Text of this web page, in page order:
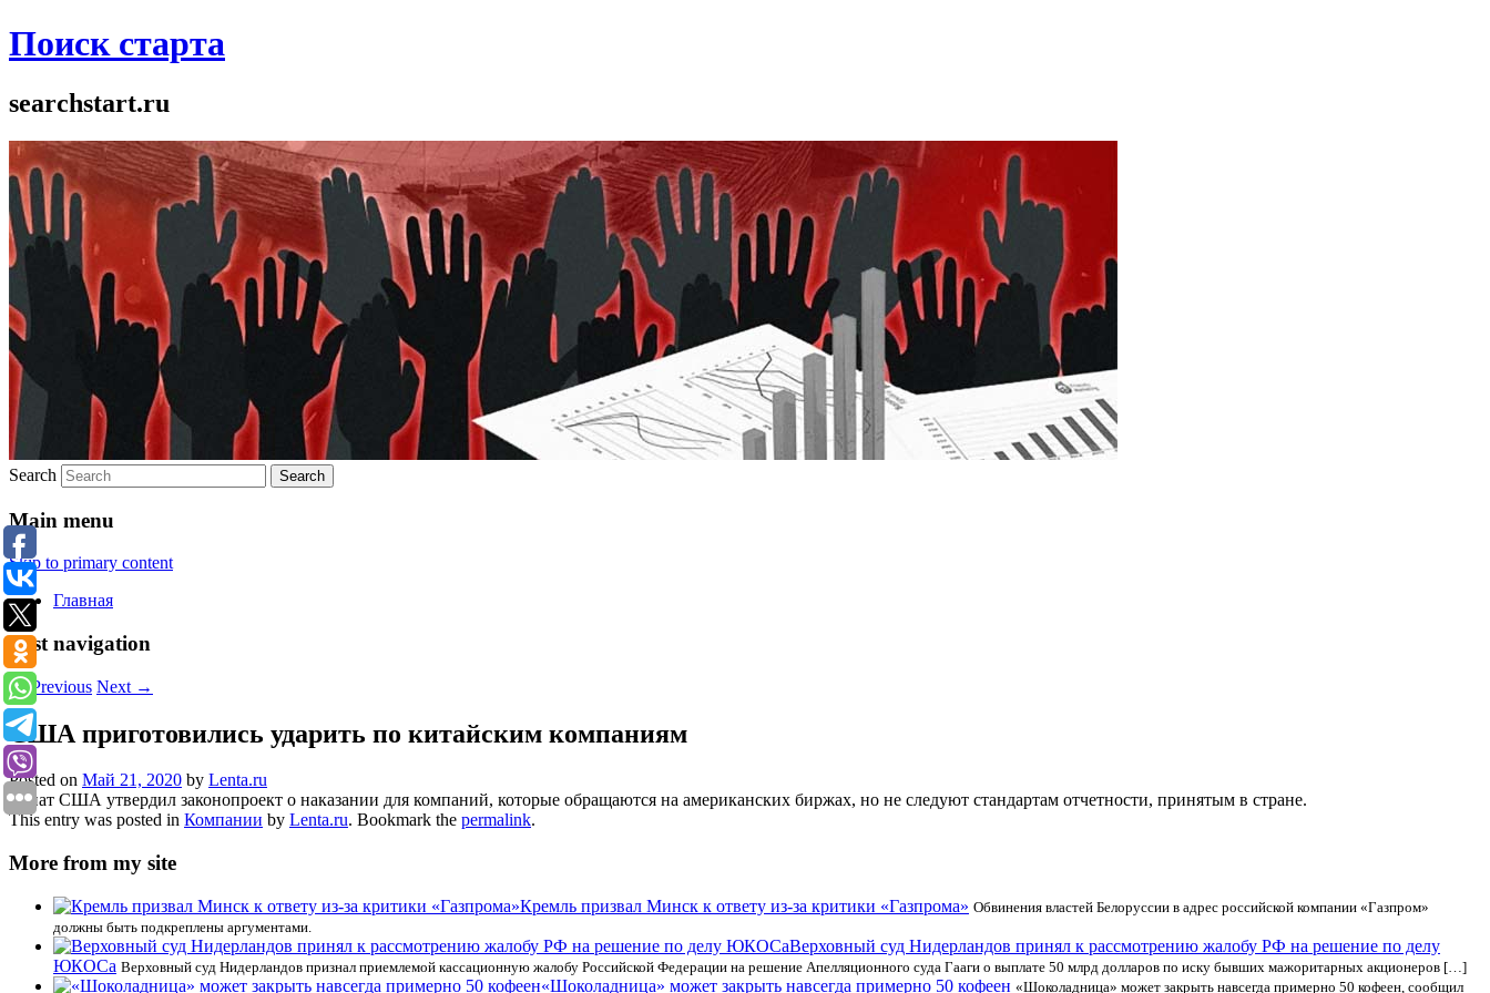
Поиск старта
searchstart.ru
Search
Main menu
Skip to primary content
Главная
Post navigation
←Previous Next →
США приготовились ударить по китайским компаниям
Posted on Май 21, 2020 by Lenta.ru
Сенат США утвердил законопроект о наказании для компаний, которые обращаются на американских биржах, но не следуют стандартам отчетности, принятым в стране.
This entry was posted in Компании by Lenta.ru. Bookmark the permalink.
More from my site
Кремль призвал Минск к ответу из-за критики «Газпрома» Обвинения властей Белоруссии в адрес российской компании «Газпром»
должны быть подкреплены аргументами.
Верховный суд Нидерландов принял к рассмотрению жалобу РФ на решение по делу
ЮКОСа Верховный суд Нидерландов признал приемлемой кассационную жалобу Российской Федерации на решение Апелляционного суда Гааги о выплате 50 млрд долларов по иску бывших мажоритарных акционеров […]
«Шоколадница» может закрыть навсегда примерно 50 кофеен «Шоколадница» может закрыть навсегда примерно 50 кофеен, сообщил